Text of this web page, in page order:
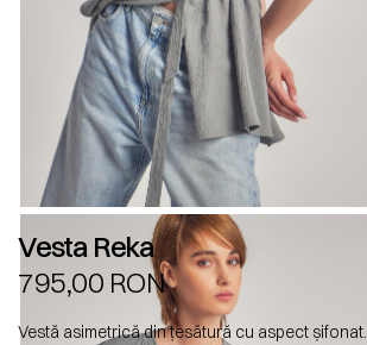
Vesta Reka
795,00 RON
Vestă asimetrică din țesătură cu aspect șifonat.